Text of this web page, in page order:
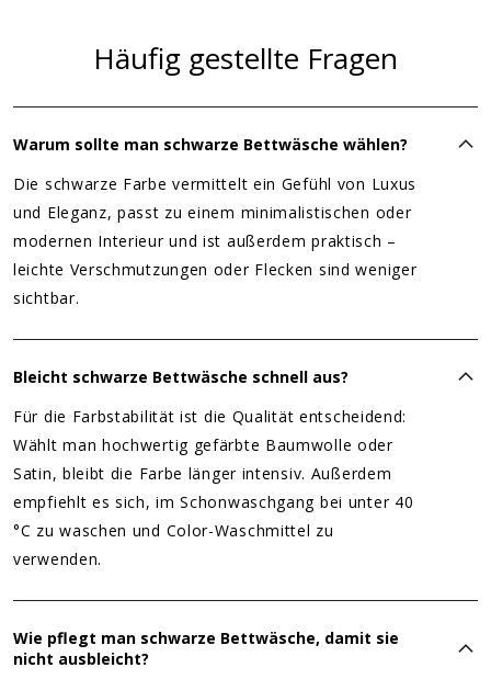
Häufig gestellte Fragen
Warum sollte man schwarze Bettwäsche wählen?
Die schwarze Farbe vermittelt ein Gefühl von Luxus
und Eleganz, passt zu einem minimalistischen oder
modernen Interieur und ist außerdem praktisch –
leichte Verschmutzungen oder Flecken sind weniger
sichtbar.
Bleicht schwarze Bettwäsche schnell aus?
Für die Farbstabilität ist die Qualität entscheidend:
Wählt man hochwertig gefärbte Baumwolle oder
Satin, bleibt die Farbe länger intensiv. Außerdem
empfiehlt es sich, im Schonwaschgang bei unter 40
°C zu waschen und Color-Waschmittel zu
verwenden.
Wie pflegt man schwarze Bettwäsche, damit sie
nicht ausbleicht?